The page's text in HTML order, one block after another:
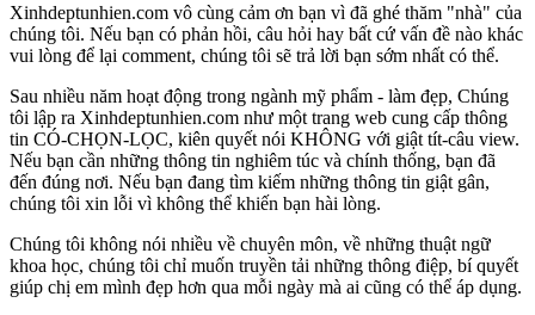
Xinhdeptunhien.com vô cùng cảm ơn bạn vì đã ghé thăm "nhà" của
chúng tôi. Nếu bạn có phản hồi, câu hỏi hay bất cứ vấn đề nào khác
vui lòng để lại comment, chúng tôi sẽ trả lời bạn sớm nhất có thể.
Sau nhiều năm hoạt động trong ngành mỹ phẩm - làm đẹp, Chúng
tôi lập ra Xinhdeptunhien.com như một trang web cung cấp thông
tin CÓ-CHỌN-LỌC, kiên quyết nói KHÔNG với giật tít-câu view.
Nếu bạn cần những thông tin nghiêm túc và chính thống, bạn đã
đến đúng nơi. Nếu bạn đang tìm kiếm những thông tin giật gân,
chúng tôi xin lỗi vì không thể khiến bạn hài lòng.
Chúng tôi không nói nhiều về chuyên môn, về những thuật ngữ
khoa học, chúng tôi chỉ muốn truyền tải những thông điệp, bí quyết
giúp chị em mình đẹp hơn qua mỗi ngày mà ai cũng có thể áp dụng.